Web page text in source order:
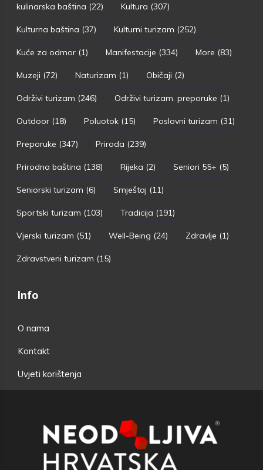
kulinarska baština (22) Kultura (307)
Kulturna baština (37) Kulturni turizam (252)
Kuće za odmor (1) Manifestacije (334) More (83)
Muzeji (72) Naturizam (1) Običaji (2)
Održivi turizam (246) Održivi turizam. preporuke (1)
Outdoor (18) Poluotok (15) Poslovni turizam (31)
Preporuke (347) Priroda (239)
Prirodna baština (138) Rijeka (2) Seniori 55+ (5)
Seniorski turizam (6) Smještaj (11)
Sportski turizam (103) Tradicija (191)
Vjerski turizam (51) Well-Being (24) Zdravlje (1)
Zdravstveni turizam (15)
Info
O nama
Kontakt
Uvjeti korištenja